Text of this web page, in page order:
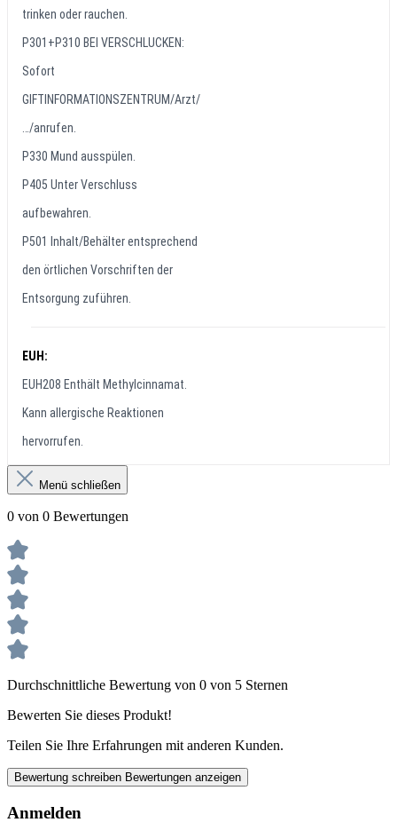
trinken oder rauchen.
P301+P310 BEI VERSCHLUCKEN:
Sofort
GIFTINFORMATIONSZENTRUM/Arzt/
…/anrufen.
P330 Mund ausspülen.
P405 Unter Verschluss
aufbewahren.
P501 Inhalt/Behälter entsprechend
den örtlichen Vorschriften der
Entsorgung zuführen.
EUH:
EUH208 Enthält Methylcinnamat.
Kann allergische Reaktionen
hervorrufen.
Menü schließen
0 von 0 Bewertungen
Durchschnittliche Bewertung von 0 von 5 Sternen
Bewerten Sie dieses Produkt!
Teilen Sie Ihre Erfahrungen mit anderen Kunden.
Bewertung schreiben Bewertungen anzeigen
Anmelden